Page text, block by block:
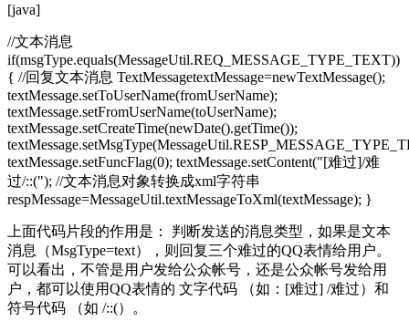
[java]
//文本消息
if(msgType.equals(MessageUtil.REQ_MESSAGE_TYPE_TEXT))
{ //回复文本消息 TextMessagetextMessage=newTextMessage();
textMessage.setToUserName(fromUserName);
textMessage.setFromUserName(toUserName);
textMessage.setCreateTime(newDate().getTime());
textMessage.setFuncFlag(0); textMessage.setContent("[难过]/难
过/::("); //文本消息对象转换成xml字符串
respMessage=MessageUtil.textMessageToXml(textMessage); }
上面代码片段的作用是： 判断发送的消息类型，如果是文本
消息（MsgType=text），则回复三个难过的QQ表情给用户。
可以看出，不管是用户发给公众帐号，还是公众帐号发给用
户，都可以使用QQ表情的 文字代码 （如：[难过] /难过）和
符号代码 （如 /::(）。